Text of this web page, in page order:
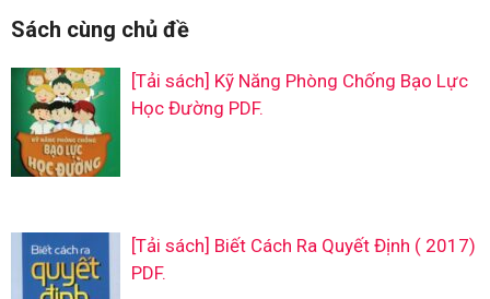
Sách cùng chủ đề
[Tải sách] Kỹ Năng Phòng Chống Bạo Lực
Học Đường PDF.
[Tải sách] Biết Cách Ra Quyết Định ( 2017)
PDF.